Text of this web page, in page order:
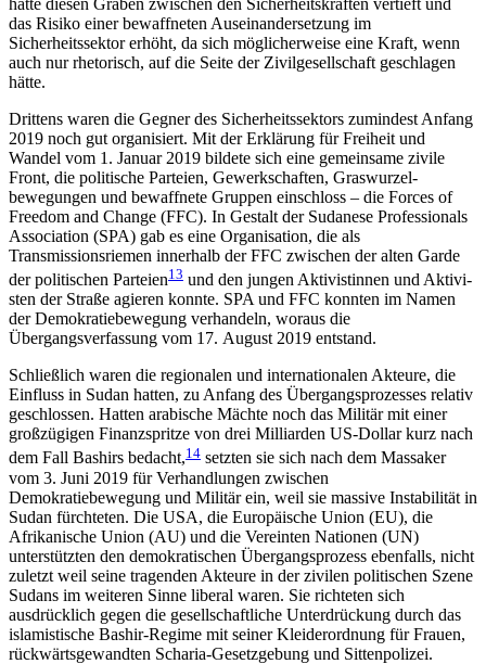
hätte diesen Graben zwischen den Sicherheitskräften vertieft und
das Risiko einer bewaffneten Auseinandersetzung im
Sicherheitssektor erhöht, da sich möglicherweise eine Kraft, wenn
auch nur rhe­torisch, auf die Seite der Zivilgesellschaft geschlagen
hätte.
Drittens waren die Gegner des Sicherheitssektors zumindest Anfang
2019 noch gut organisiert. Mit der Erklärung für Freiheit und
Wandel vom 1. Januar 2019 bildete sich eine gemeinsame zivile
Front, die politische Parteien, Gewerkschaften, Graswurzel­
bewegungen und bewaffnete Gruppen einschloss – die Forces of
Freedom and Change (FFC). In Gestalt der Sudanese Professionals
Association (SPA) gab es eine Organisation, die als
Transmissionsriemen innerhalb der FFC zwischen der alten Garde
der politischen Parteien13 und den jungen Aktivistinnen und Aktivi­
sten der Straße agieren konnte. SPA und FFC konnten im Namen
der Demokratiebewegung verhandeln, woraus die
Übergangsverfassung vom 17. August 2019 entstand.
Schließlich waren die regionalen und internatio­nalen Akteure, die
Einfluss in Sudan hatten, zu Anfang des Übergangsprozesses relativ
geschlossen. Hatten arabische Mächte noch das Militär mit einer
großzügigen Finanzspritze von drei Milliarden US-Dollar kurz nach
dem Fall Bashirs bedacht,14 setzten sie sich nach dem Massaker
vom 3. Juni 2019 für Verhandlungen zwischen
Demokratiebewegung und Militär ein, weil sie massive Instabilität in
Sudan fürchteten. Die USA, die Europäische Union (EU), die
Afrikanische Union (AU) und die Vereinten Nationen (UN)
unterstützten den demokratischen Übergangsprozess ebenfalls, nicht
zuletzt weil seine tragenden Akteure in der zivilen politischen Szene
Sudans im weiteren Sinne liberal waren. Sie richteten sich
ausdrücklich gegen die gesellschaftliche Unter­drückung durch das
islamistische Bashir-Regime mit seiner Kleiderordnung für Frauen,
rückwärts­gewandten Scharia-Gesetzgebung und Sittenpolizei.